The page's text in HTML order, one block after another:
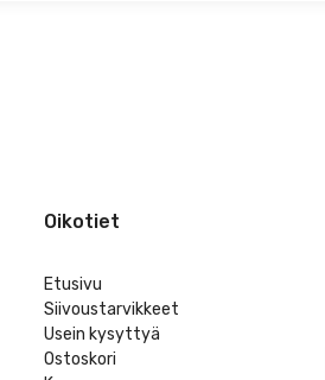
Oikotiet
Etusivu
Siivoustarvikkeet
Usein kysyttyä
Ostoskori